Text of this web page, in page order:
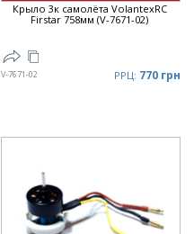
Крыло 3к самолёта VolantexRC
Firstar 758мм (V-7671-02)
V-7671-02 РРЦ: 770 грн